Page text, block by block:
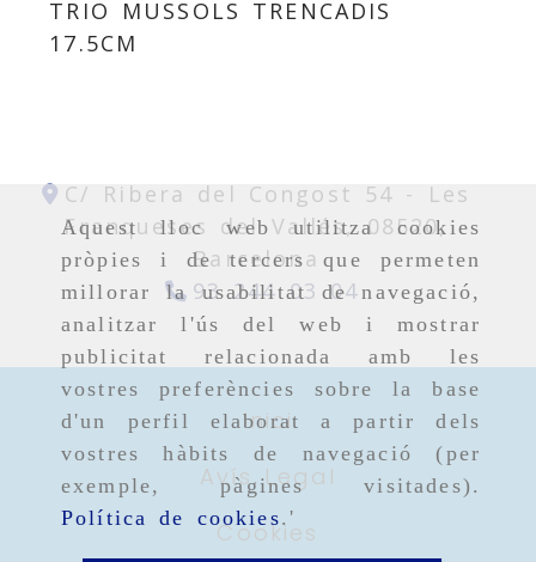
Aquest lloc web utilitza cookies
pròpies i de tercers que permeten
millorar la usabilitat de navegació,
analitzar l'ús del web i mostrar
publicitat relacionada amb les
vostres preferències sobre la base
d'un perfil elaborat a partir dels
vostres hàbits de navegació (per
exemple, pàgines visitades).
Política de cookies.'
TRIO MUSSOLS TRENCADIS
17.5CM
C/ Ribera del Congost 54 -
Les
Franqueses del Vallés,08520,
Barcelona
93 244 03 04
Inici
Avís Legal
Cookies